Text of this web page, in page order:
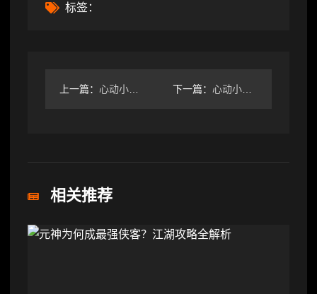
标签：
上一篇： 心动小镇那些心动小镇小技巧 下一篇： 心动小镇8月24日心动小镇棕色小鸭子➕溜溜木➕萤石
相关推荐